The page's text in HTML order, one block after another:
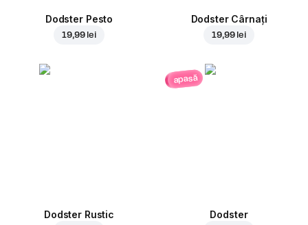
Dodster Pesto
19,99 lei
Dodster Cârnați
19,99 lei
Dodster Rustic
apasă
Dodster